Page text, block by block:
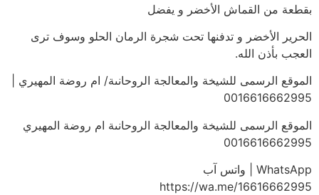
بقطعة من القماش الأخضر و يفضل
الحرير الأخضر و تدفنها تحت شجرة الرمان الحلو وسوف ترى
العجب بأذن الله.
الموقع الرسمى للشيخة والمعالجة الروحانىة/ ام روضة المهيري |
0016616662995
الموقع الرسمى للشيخة والمعالجة الروحانىة ام روضة المهيري
0016616662995
WhatsApp | واتس آب
https://wa.me/16616662995